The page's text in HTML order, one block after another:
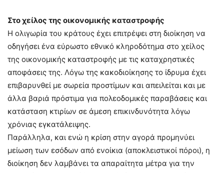
Στο χείλος της οικονομικής καταστροφής
Η ολιγωρία του κράτους έχει επιτρέψει στη διοίκηση να
οδηγήσει ένα εύρωστο εθνικό κληροδότημα στο χείλος
της οικονομικής καταστροφής με τις καταχρηστικές
αποφάσεις της. Λόγω της κακοδιοίκησης το ίδρυμα έχει
επιβαρυνθεί με σωρεία προστίμων και απειλείται και με
άλλα βαριά πρόστιμα για πολεοδομικές παραβάσεις και
κατάσταση κτιρίων σε άμεση επικινδυνότητα λόγω
χρόνιας εγκατάλειψης.
Παράλληλα, και ενώ η κρίση στην αγορά προμηνύει
μείωση των εσόδων από ενοίκια (αποκλειστικοί πόροι), η
διοίκηση δεν λαμβάνει τα απαραίτητα μέτρα για την